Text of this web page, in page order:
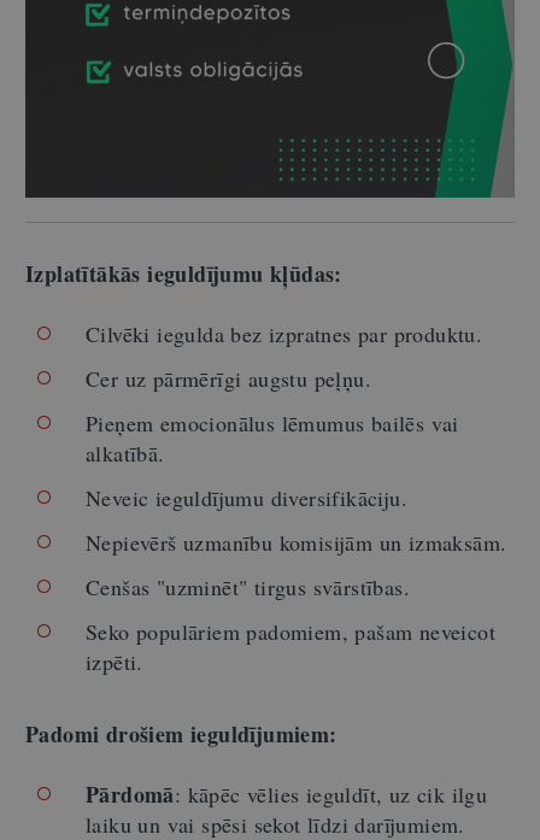
Izplatītākās ieguldījumu kļūdas:
Cilvēki iegulda bez izpratnes par produktu.
Cer uz pārmērīgi augstu peļņu.
Pieņem emocionālus lēmumus bailēs vai
alkatībā.
Neveic ieguldījumu diversifikāciju.
Nepievērš uzmanību komisijām un izmaksām.
Cenšas "uzminēt" tirgus svārstības.
Seko populāriem padomiem, pašam neveicot
izpēti.
Padomi drošiem ieguldījumiem:
Pārdomā: kāpēc vēlies ieguldīt, uz cik ilgu
laiku un vai spēsi sekot līdzi darījumiem.